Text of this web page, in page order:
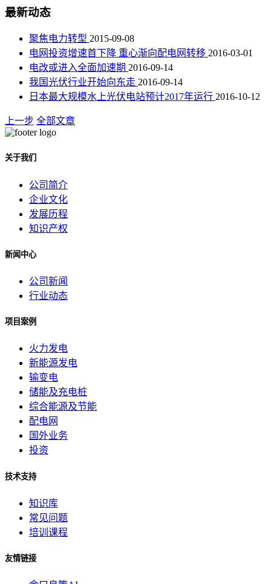
最新动态
聚焦电力转型 2015-09-08
电网投资增速首下降 重心渐向配电网转移 2016-03-01
电改或进入全面加速期 2016-09-14
我国光伏行业开始向东走 2016-09-14
日本最大规模水上光伏电站预计2017年运行 2016-10-12
上一步 全部文章
关于我们
公司简介
企业文化
发展历程
知识产权
新闻中心
公司新闻
行业动态
项目案例
火力发电
新能源发电
输变电
储能及充电桩
综合能源及节能
配电网
国外业务
投资
技术支持
知识库
常见问题
培训课程
友情链接